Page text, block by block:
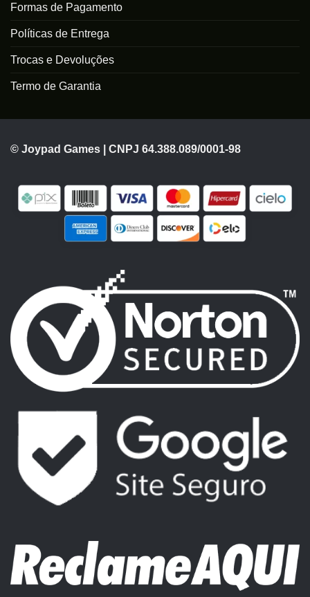
Formas de Pagamento
Políticas de Entrega
Trocas e Devoluções
Termo de Garantia
© Joypad Games | CNPJ 64.388.089/0001-98